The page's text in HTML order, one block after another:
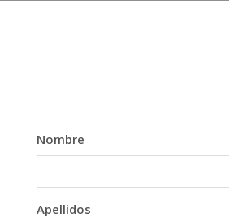
Nombre
Apellidos